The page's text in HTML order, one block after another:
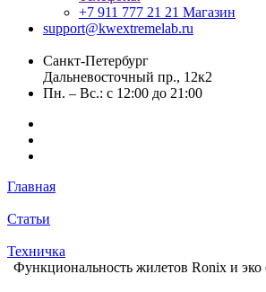
+7 911 777 21 21 Магазин
support@kwextremelab.ru
Санкт-Петербург
Дальневосточный пр., 12к2
Пн. – Вс.: с 12:00 до 21:00
Главная
Статьи
Техничка
Функциональность жилетов Ronix и